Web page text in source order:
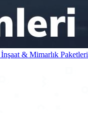
İnşaat & Mimarlık Paketleri